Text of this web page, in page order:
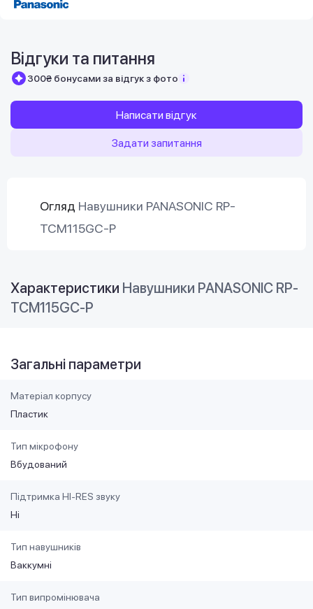
Відгуки та питання
300₴ бонусами за відгук з фото
Написати відгук
Задати запитання
Огляд Навушники PANASONIC RP-
TCM115GC-P
Характеристики Навушники PANASONIC RP-
TCM115GC-P
Загальні параметри
Матеріал корпусу
Пластик
Тип мікрофону
Вбудований
Підтримка HI-RES звуку
Ні
Тип навушників
Ваккумні
Тип випромінювача